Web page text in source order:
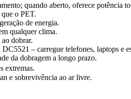
quando aberto, oferece potência
o PET.
de energia.
qualquer clima.
dobrar.
– carregue telefones, laptops e
da dobragem a longo prazo.
extremas.
e sobrevivência ao ar livre.